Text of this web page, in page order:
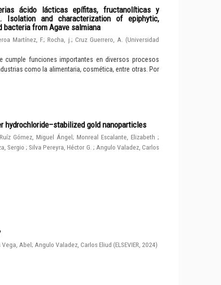
ácido lácticas epífitas, fructanolíticas y
Isolation and characterization of epiphytic,
from Agave salmiana
Martínez, F.;Rocha, j. ; Cruz Guerrero, A. (Universidad
funciones importantes en diversos procesos
como la alimentaria, cosmética, entre otras. Por
hydrochloride–stabilized gold nanoparticles
Ruíz Gómez, Miguel Ángel; Monreal Escalante, Elizabeth;
Sergio; Silva Pereyra, Héctor G. ; Angulo Valadez, Carlos
Vega, Abel;Angulo Valadez, Carlos Eliud (ELSEVIER, 2024)